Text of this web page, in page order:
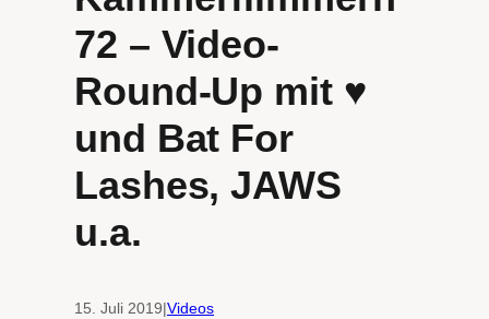
72 – Video-
Round-Up mit ♥
und Bat For
Lashes, JAWS
u.a.
15. Juli 2019|Videos